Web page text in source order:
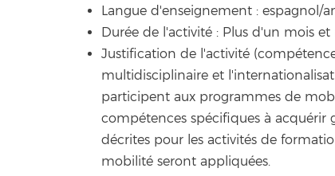
Langue d'enseignement : espagnol/
Durée de l'activité : Plus d'un mois et
Justification de l'activité
multidisciplinaire et
participent aux programmes de
compétences spécifiques à acquérir
décrites pour les activités de
mobilité seront appliquées.